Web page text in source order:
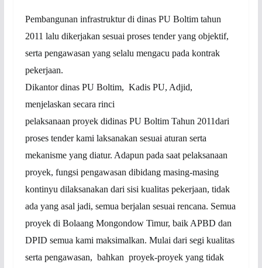
Pembangunan infrastruktur di dinas PU Boltim tahun
2011 lalu dikerjakan sesuai proses tender yang objektif,
serta pengawasan yang selalu mengacu pada kontrak
pekerjaan.
Dikantor dinas PU Boltim, Kadis PU, Adjid,
menjelaskan secara rinci
pelaksanaan proyek didinas PU Boltim Tahun 2011dari
proses tender kami laksanakan sesuai aturan serta
mekanisme yang diatur. Adapun pada saat pelaksanaan
proyek, fungsi pengawasan dibidang masing-masing
kontinyu dilaksanakan dari sisi kualitas pekerjaan, tidak
ada yang asal jadi, semua berjalan sesuai rencana. Semua
proyek di Bolaang Mongondow Timur, baik APBD dan
DPID semua kami maksimalkan. Mulai dari segi kualitas
serta pengawasan, bahkan proyek-proyek yang tidak